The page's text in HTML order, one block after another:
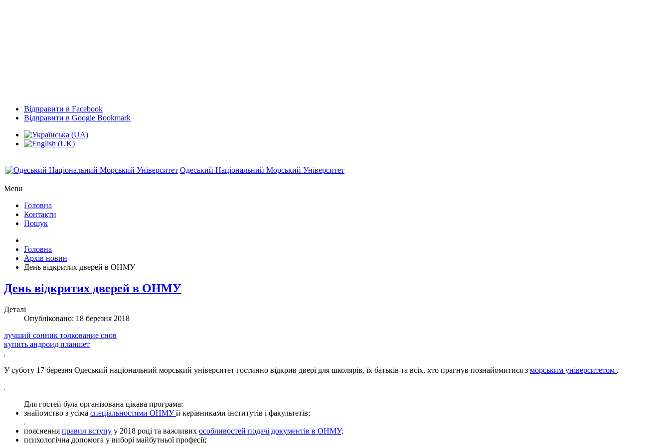
Відправити в Facebook
Відправити в Google Bookmark
Одеський Національний Морський Університет
Menu
Головна
Контакти
Пошук
Головна
Архів новин
День відкритих дверей в ОНМУ
День відкритих дверей в ОНМУ
Деталі
Опубліковано: 18 березня 2018
лучший сонник толкование снов
купить андроид планшет
У суботу 17 березня Одеський національний морський університет гостинно відкрив двері для школярів, їх батьків та всіх, хто прагнув познайомитися з морським університетом .
Для гостей була організована цікава програма:
знайомство з усіма спеціальностями ОНМУй керівниками інститутів і факультетів;
пояснення правил вступу у 2018 році та важливих особливостей подачі документів в ОНМУ;
психологічна допомога у виборі майбутньої професії;